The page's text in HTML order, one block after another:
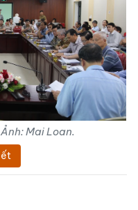
Mai Loan.